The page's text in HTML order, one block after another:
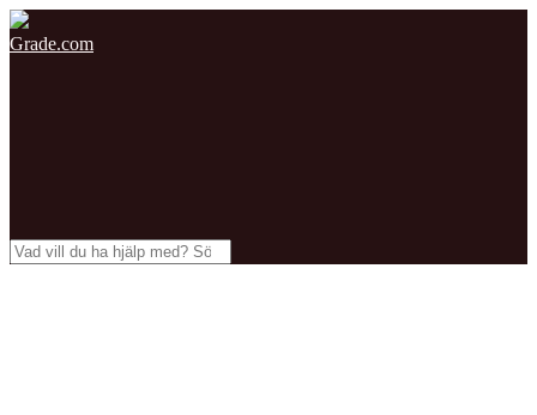
Grade.com